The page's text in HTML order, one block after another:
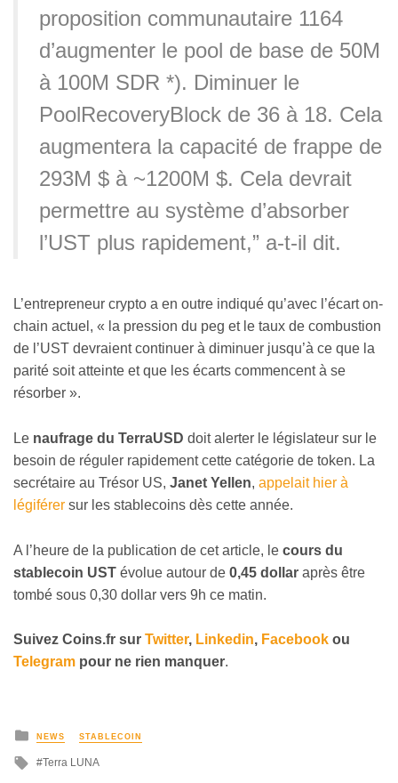
proposition communautaire 1164
d’augmenter le pool de base de 50M
à 100M SDR *). Diminuer le
PoolRecoveryBlock de 36 à 18. Cela
augmentera la capacité de frappe de
293M $ à ~1200M $. Cela devrait
permettre au système d’absorber
l’UST plus rapidement,” a-t-il dit.
L’entrepreneur crypto a en outre indiqué qu’avec l’écart on-
chain actuel, « la pression du peg et le taux de combustion
de l’UST devraient continuer à diminuer jusqu’à ce que la
parité soit atteinte et que les écarts commencent à se
résorber ».
Le naufrage du TerraUSD doit alerter le législateur sur le
besoin de réguler rapidement cette catégorie de token. La
secrétaire au Trésor US, Janet Yellen, appelait hier à
légiférer sur les stablecoins dès cette année.
A l’heure de la publication de cet article, le cours du
stablecoin UST évolue autour de 0,45 dollar après être
tombé sous 0,30 dollar vers 9h ce matin.
Suivez Coins.fr sur Twitter, Linkedin, Facebook ou
Telegram pour ne rien manquer.
NEWS STABLECOIN
Terra LUNA